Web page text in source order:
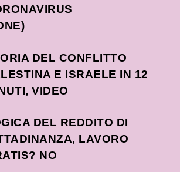
DEL CONFLITTO
E ISRAELE IN 12
VIDEO
DEL REDDITO DI
LAVORO
NO